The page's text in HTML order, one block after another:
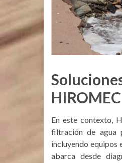
HIROMEC
En este contexto,
filtración de agua
incluyendo equipos
abarca desde